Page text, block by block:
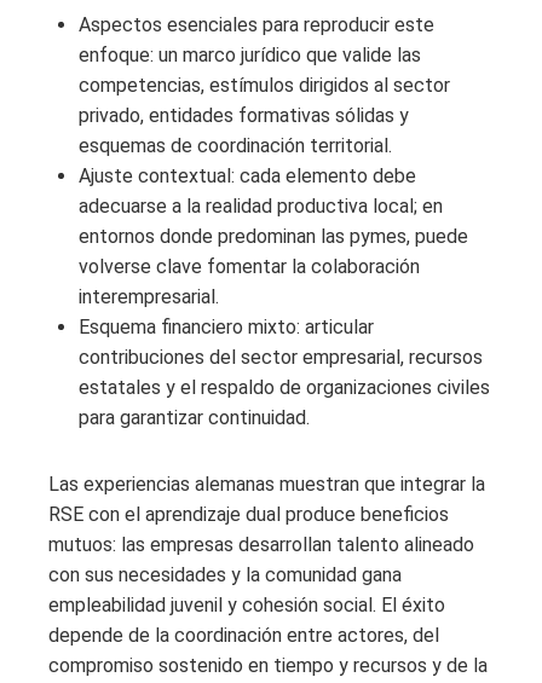
Aspectos esenciales para reproducir este
enfoque: un marco jurídico que valide las
competencias, estímulos dirigidos al sector
privado, entidades formativas sólidas y
esquemas de coordinación territorial.
Ajuste contextual: cada elemento debe
adecuarse a la realidad productiva local; en
entornos donde predominan las pymes, puede
volverse clave fomentar la colaboración
interempresarial.
Esquema financiero mixto: articular
contribuciones del sector empresarial, recursos
estatales y el respaldo de organizaciones civiles
para garantizar continuidad.
Las experiencias alemanas muestran que integrar la
RSE con el aprendizaje dual produce beneficios
mutuos: las empresas desarrollan talento alineado
con sus necesidades y la comunidad gana
empleabilidad juvenil y cohesión social. El éxito
depende de la coordinación entre actores, del
compromiso sostenido en tiempo y recursos y de la